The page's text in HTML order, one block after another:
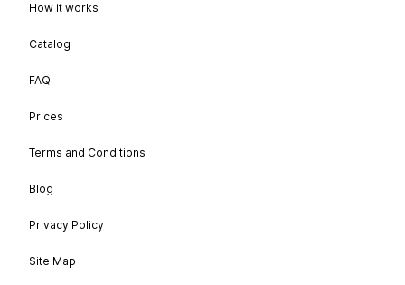
How it works
Catalog
FAQ
Prices
Terms and Conditions
Blog
Privacy Policy
Site Map